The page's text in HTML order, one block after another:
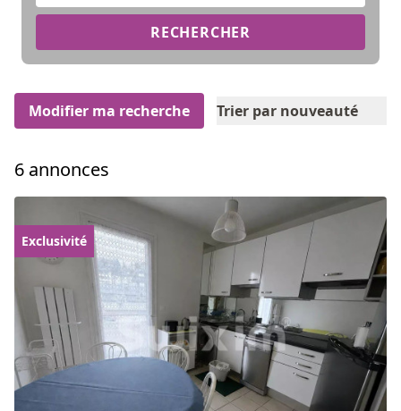
RECHERCHER
Modifier ma recherche Trier par nouveauté
6 annonces
Exclusivité